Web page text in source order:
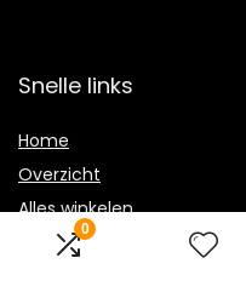
0
Snelle links
Home
Overzicht
Alles winkelen
Blogs